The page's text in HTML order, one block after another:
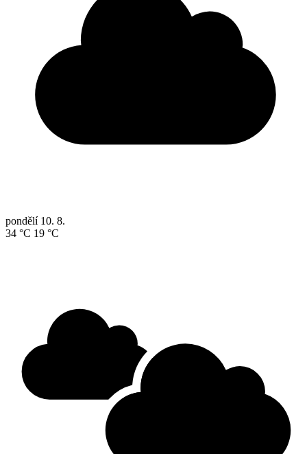
pondělí 10. 8.
34 °C 19 °C